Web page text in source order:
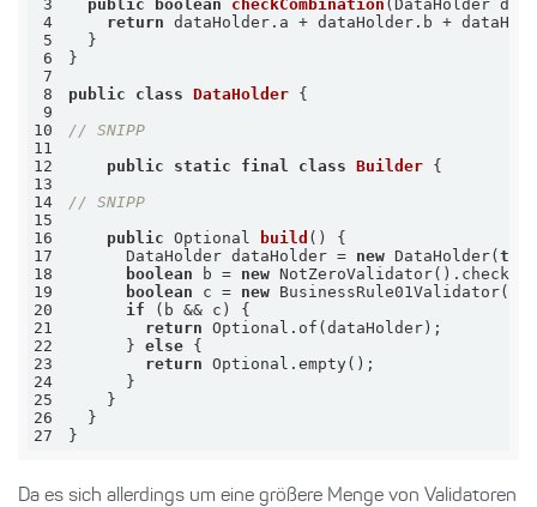
3 public boolean checkCombination (DataHolder
4
return dataHolder.a + dataHolder.b +
5
6
7
8
public class DataHolder
9
10
// SNIPP
11
12
public static final class Builder
13
14
// SNIPP
15
16
public Optional build ()
17
      DataHolder dataHolder =
new DataHolder(
18
boolean b = new
19
boolean c = new
20
if
21
return
22
      }
else
23
return
24
25
26
27
}
Da es sich allerdings um eine größere Menge von Validatoren